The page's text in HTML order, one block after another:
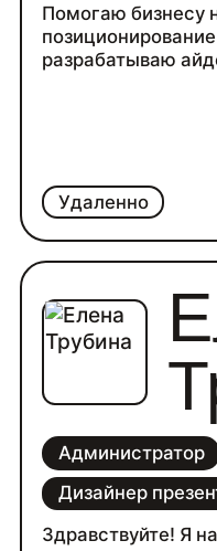
Удаленно
Помогаю бизнесу
разрабатываю
Администратор
Дизайнер
Здравствуйте! Я